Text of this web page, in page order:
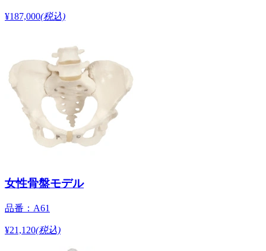
¥187,000(税込)
女性骨盤モデル
品番：A61
¥21,120(税込)